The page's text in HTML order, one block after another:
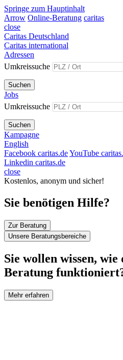
Springe zum Hauptinhalt
Arrow Online-Beratung caritas
close
Caritas Deutschland
Caritas international
Adressen
Umkreissuche
Suchen
Jobs
Umkreissuche
Suchen
Kampagne
English
Facebook caritas.deYouTube
Linkedin caritas.de
close
Kostenlos, anonym und sicher!
Sie benötigen Hilfe?
Zur Beratung
Unsere Beratungsbereiche
Sie wollen wissen,
Beratung
Mehr erfahren